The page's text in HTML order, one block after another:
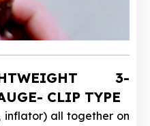
3-
CLIP TYPE
inflator) all together on